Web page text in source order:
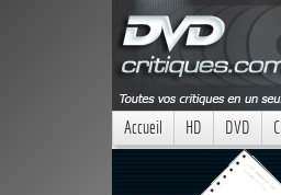
Accueil HD DVD